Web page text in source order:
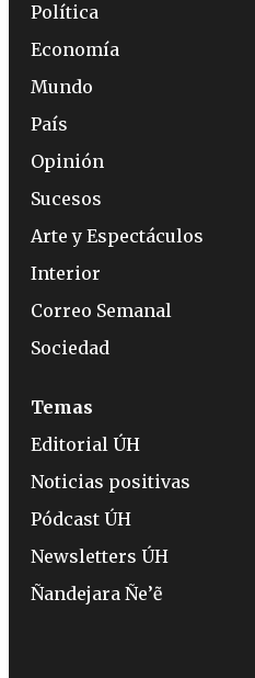
Política
Economía
Mundo
País
Opinión
Sucesos
Arte y Espectáculos
Interior
Correo Semanal
Sociedad
Temas
Editorial ÚH
Noticias positivas
Pódcast ÚH
Newsletters ÚH
Ñandejara Ñe’ẽ